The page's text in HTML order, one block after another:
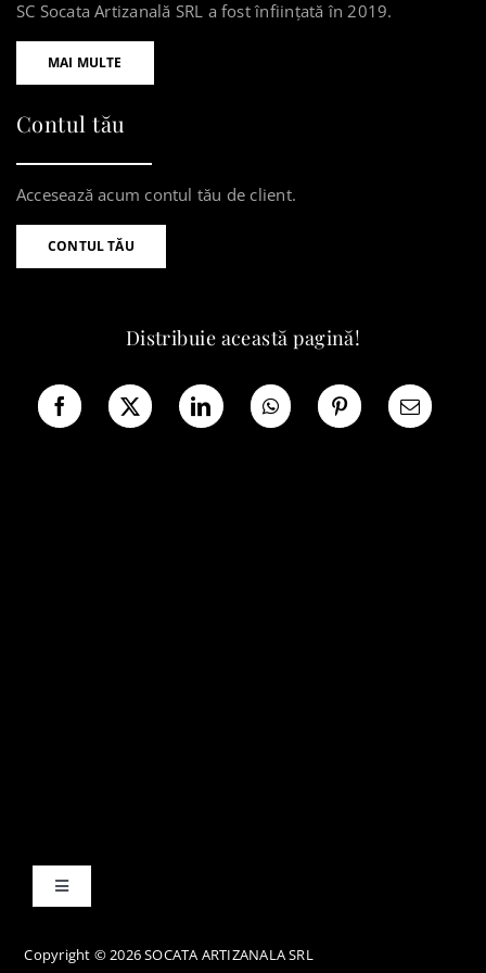
SC Socata Artizanală SRL a fost înființată în 2019.
MAI MULTE
Contul tău
Accesează acum contul tău de client.
CONTUL TĂU
Distribuie această pagină!
Toggle
Copyright © 2026 SOCATA ARTIZANALA SRL